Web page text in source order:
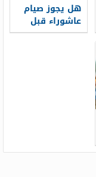
هل يجوز صيام
عاشوراء قبل
قضاء رمضان